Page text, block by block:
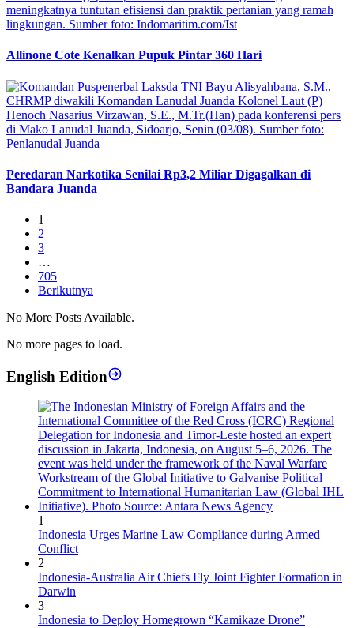
Allinone Cote Kenalkan Pupuk Pintar 360 Hari
Peredaran Narkotika Senilai Rp3,2 Miliar Digagalkan di
Bandara Juanda
1
2
3
…
705
Berikutnya
No More Posts Available.
No more pages to load.
English Edition
1
Indonesia Urges Marine Law Compliance during Armed
Conflict
2
Indonesia-Australia Air Chiefs Fly Joint Fighter Formation in
Darwin
3
Indonesia to Deploy Homegrown “Kamikaze Drone”